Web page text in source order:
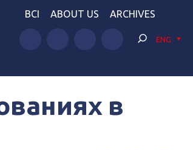
BCI ABOUT US ARCHIVES
ENG
в